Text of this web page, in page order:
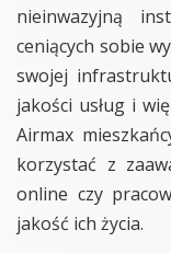
nieinwazyjną
ceniących sobie
swojej
jakości usług i
Airmax
korzystać z
online czy
jakość ich życia.